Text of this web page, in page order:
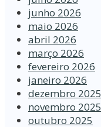
junho 2026
maio 2026
abril 2026
março 2026
fevereiro 2026
janeiro 2026
dezembro 2025
novembro 2025
outubro 2025